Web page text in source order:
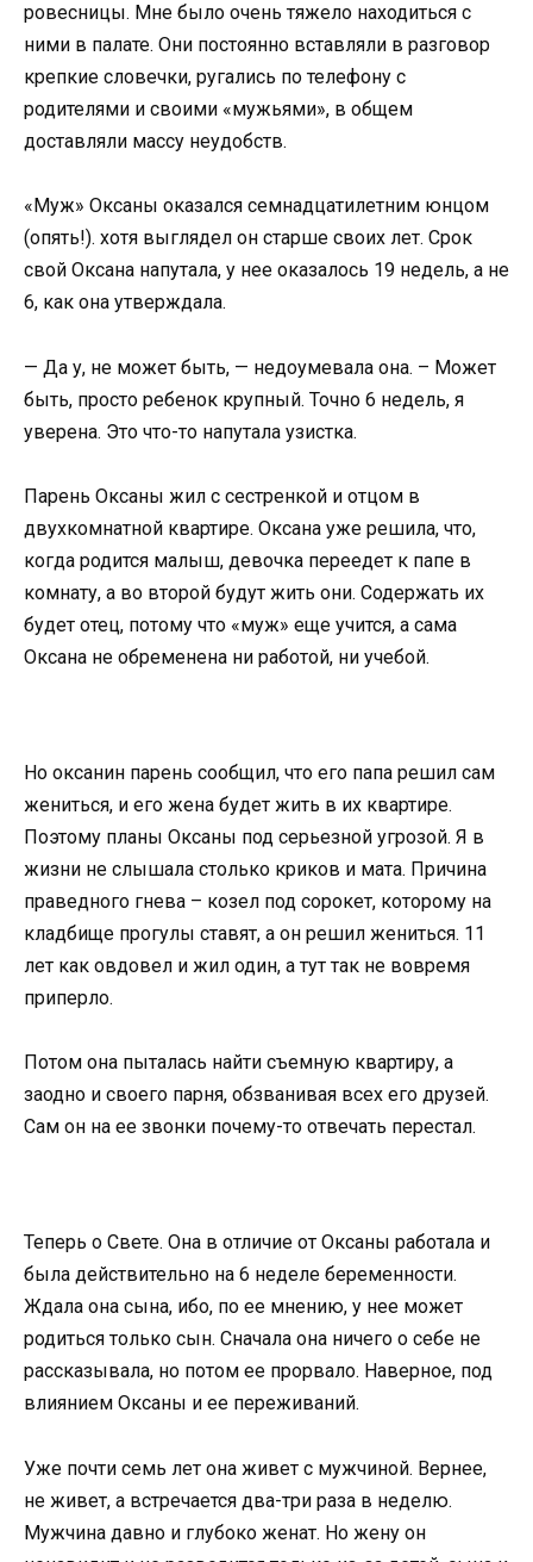
ровесницы. Мне было очень тяжело находиться с
ними в палате. Они постоянно вставляли в разговор
крепкие словечки, ругались по телефону с
родителями и своими «мужьями», в общем
доставляли массу неудобств.
«Муж» Оксаны оказался семнадцатилетним юнцом
(опять!). хотя выглядел он старше своих лет. Срок
свой Оксана напутала, у нее оказалось 19 недель, а не
6, как она утверждала.
— Да у, не может быть, — недоумевала она. – Может
быть, просто ребенок крупный. Точно 6 недель, я
уверена. Это что-то напутала узистка.
Парень Оксаны жил с сестренкой и отцом в
двухкомнатной квартире. Оксана уже решила, что,
когда родится малыш, девочка переедет к папе в
комнату, а во второй будут жить они. Содержать их
будет отец, потому что «муж» еще учится, а сама
Оксана не обременена ни работой, ни учебой.
Но оксанин парень сообщил, что его папа решил сам
жениться, и его жена будет жить в их квартире.
Поэтому планы Оксаны под серьезной угрозой. Я в
жизни не слышала столько криков и мата. Причина
праведного гнева – козел под сорокет, которому на
кладбище прогулы ставят, а он решил жениться. 11
лет как овдовел и жил один, а тут так не вовремя
приперло.
Потом она пыталась найти съемную квартиру, а
заодно и своего парня, обзванивая всех его друзей.
Сам он на ее звонки почему-то отвечать перестал.
Теперь о Свете. Она в отличие от Оксаны работала и
была действительно на 6 неделе беременности.
Ждала она сына, ибо, по ее мнению, у нее может
родиться только сын. Сначала она ничего о себе не
рассказывала, но потом ее прорвало. Наверное, под
влиянием Оксаны и ее переживаний.
Уже почти семь лет она живет с мужчиной. Вернее,
не живет, а встречается два-три раза в неделю.
Мужчина давно и глубоко женат. Но жену он